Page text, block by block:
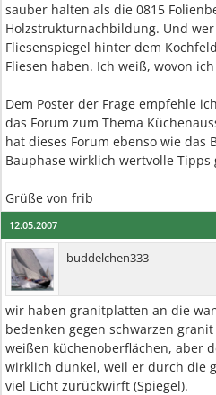
sauber halten als die 0815
Holzstrukturnachbildung. Und
Fliesenspiegel hinter dem
Fliesen haben. Ich weiß, wovon
Dem Poster der Frage empfehle
das Forum zum Thema
hat dieses Forum ebenso wie das
Bauphase wirklich wertvolle Tipps
Grüße von frib
12.05.2007
buddelchen333
wir haben granitplatten an die
bedenken gegen schwarzen
weißen küchenoberflächen, aber
wirklich dunkel, weil er durch die
viel Licht zurückwirft (Spiegel).